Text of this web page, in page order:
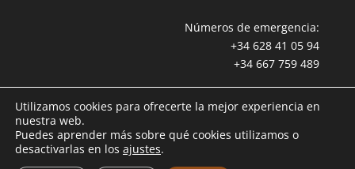
Números de emergencia:
+34 628 41 05 94
+34 667 759 489
BALHONDO OPEN VILLAGE © desde 2000. Todos los derechos
Utilizamos cookies para ofrecerte la mejor experiencia en
nuestra web.
Puedes aprender más sobre qué cookies utilizamos o
desactivarlas en los ajustes.